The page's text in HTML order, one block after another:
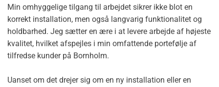
Min omhyggelige tilgang til arbejdet sikrer ikke blot en
korrekt installation, men også langvarig funktionalitet og
holdbarhed. Jeg sætter en ære i at levere arbejde af højeste
kvalitet, hvilket afspejles i min omfattende portefølje af
tilfredse kunder på Bornholm.
Uanset om det drejer sig om en ny installation eller en